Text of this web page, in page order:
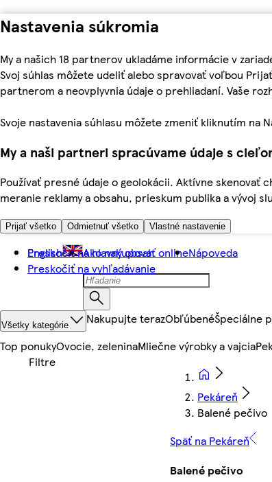
Nastavenia súkromia
My a našich 18 partnerov ukladáme informácie v
Svoj súhlas môžete udeliť alebo spravovať voľbou
partnerom a neovplyvnia údaje o prehliadaní. Vaše
Svoje nastavenia súhlasu môžete zmeniť kliknutím na
My a naši partneri spracúvame údaje s
Používať presné údaje o geolokácii. Aktívne skenovať
meranie reklamy a obsahu, prieskum publika a vývoj
Prijať všetko Odmietnuť všetko Vlastné nastavenie
Preskočiť na hlavný obsah
Preskočiť na vyhľadávanie
English Ako nakupovať onlineNápoveda
Všetky kategórie Nakupujte terazObľúbenéŠpeciálne
Top ponukyOvocie, zeleninaMliečne výrobky a vajcia
Pekáreň
Balené pečivo
Späť na Pekáreň
Balené pečivo